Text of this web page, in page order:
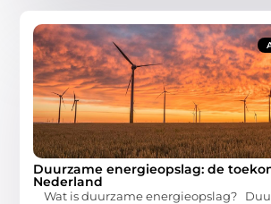
Duurzame energieopslag: de
Nederland
Wat is duurzame energieopslag?